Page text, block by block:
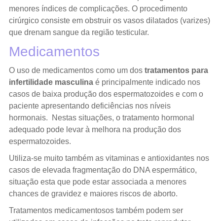
menores índices de complicações. O procedimento
cirúrgico consiste em obstruir os vasos dilatados (varizes)
que drenam sangue da região testicular.
Medicamentos
O uso de medicamentos como um dos tratamentos para
infertilidade masculinaé principalmente indicado nos
casos de baixa produção dos espermatozoides e com o
paciente apresentando deficiências nos níveis
hormonais. Nestas situações, o tratamento hormonal
adequado pode levar à melhora na produção dos
espermatozoides.
Utiliza-se muito também as vitaminas e antioxidantes nos
casos de elevada fragmentação do DNA espermático,
situação esta que pode estar associada a menores
chances de gravidez e maiores riscos de aborto.
Tratamentos medicamentosos também podem ser